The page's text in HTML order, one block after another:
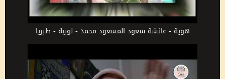
هوية - عائشة سعود المسعود محمد - لوبية - طبريا